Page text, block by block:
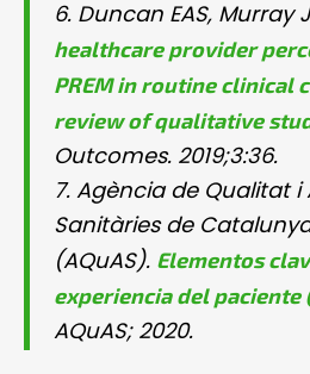
6. Duncan EAS, Murray
healthcare provider
PREM in routine clinical
review of qualitative
Outcomes. 2019;3:36.
7. Agència de Qualitat i
Sanitàries de
(AQuAS). Elementos
experiencia del paciente
AQuAS; 2020.